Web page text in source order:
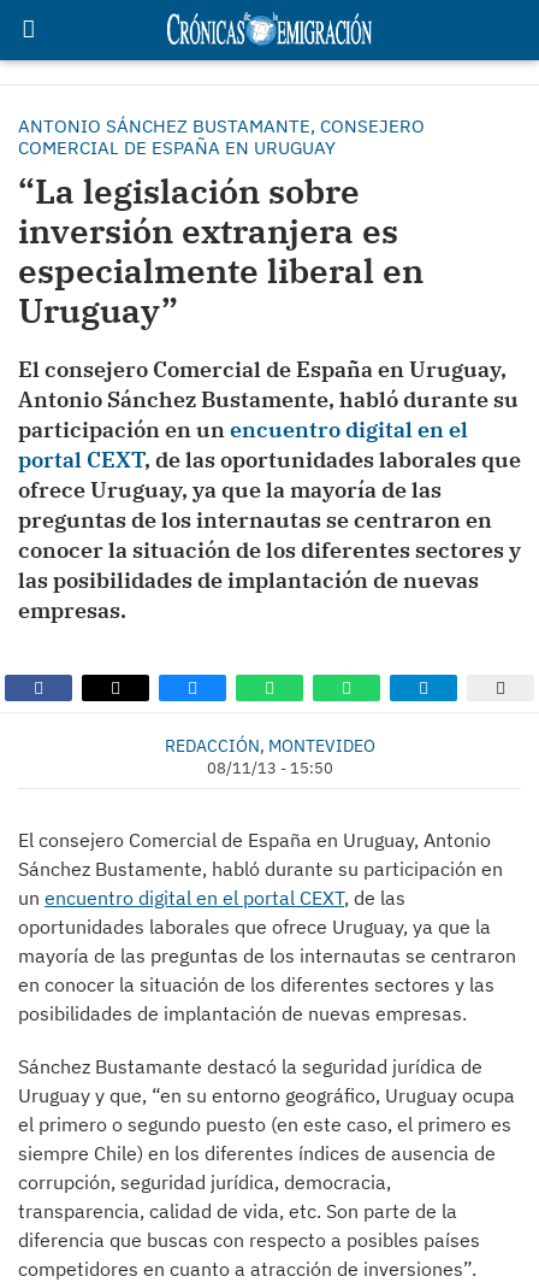
ANTONIO SÁNCHEZ BUSTAMANTE, CONSEJERO
COMERCIAL DE ESPAÑA EN URUGUAY
“La legislación sobre
inversión extranjera es
especialmente liberal en
Uruguay”
El consejero Comercial de España en Uruguay,
Antonio Sánchez Bustamente, habló durante su
participación en unencuentro digital en el
portal CEXT, de las oportunidades laborales que
ofrece Uruguay, ya que la mayoría de las
preguntas de los internautas se centraron en
conocer la situación de los diferentes sectores y
las posibilidades de implantación de nuevas
empresas.
REDACCIÓN, MONTEVIDEO
08/11/13 - 15:50
El consejero Comercial de España en Uruguay, Antonio
Sánchez Bustamente, habló durante su participación en
un encuentro digital en el portal CEXT, de las
oportunidades laborales que ofrece Uruguay, ya que la
mayoría de las preguntas de los internautas se centraron
en conocer la situación de los diferentes sectores y las
posibilidades de implantación de nuevas empresas.
Sánchez Bustamante destacó la seguridad jurídica de
Uruguay y que, “en su entorno geográfico, Uruguay ocupa
el primero o segundo puesto (en este caso, el primero es
siempre Chile) en los diferentes índices de ausencia de
corrupción, seguridad jurídica, democracia,
transparencia, calidad de vida, etc. Son parte de la
diferencia que buscas con respecto a posibles países
competidores en cuanto a atracción de inversiones”.